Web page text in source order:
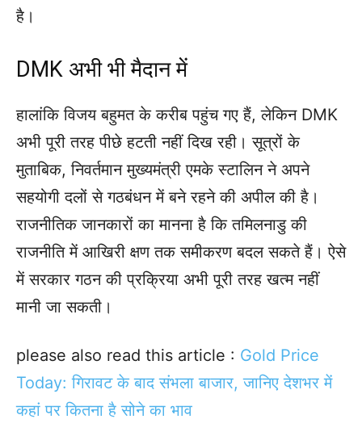
है।
DMK अभी भी मैदान में
हालांकि विजय बहुमत के करीब पहुंच गए हैं, लेकिन DMK
अभी पूरी तरह पीछे हटती नहीं दिख रही। सूत्रों के
मुताबिक, निवर्तमान मुख्यमंत्री एमके स्टालिन ने अपने
सहयोगी दलों से गठबंधन में बने रहने की अपील की है।
राजनीतिक जानकारों का मानना है कि तमिलनाडु की
राजनीति में आखिरी क्षण तक समीकरण बदल सकते हैं। ऐसे
में सरकार गठन की प्रक्रिया अभी पूरी तरह खत्म नहीं
मानी जा सकती।
please also read this article : Gold Price
Today: गिरावट के बाद संभला बाजार, जानिए देशभर में
कहां पर कितना है सोने का भाव